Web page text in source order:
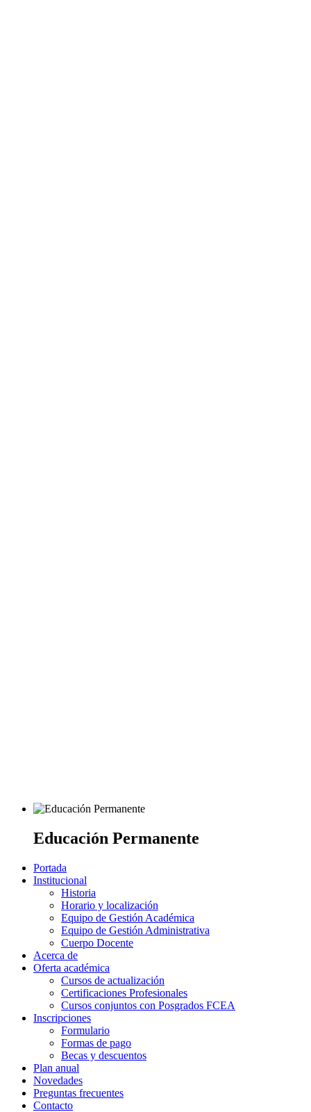
Educación Permanente
Portada
Institucional
Historia
Horario y localización
Equipo de Gestión Académica
Equipo de Gestión Administrativa
Cuerpo Docente
Acerca de
Oferta académica
Cursos de actualización
Certificaciones Profesionales
Cursos conjuntos con Posgrados FCEA
Inscripciones
Formulario
Formas de pago
Becas y descuentos
Plan anual
Novedades
Preguntas frecuentes
Contacto